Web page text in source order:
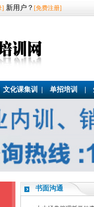
] 新用户？ [免费注册]
文化课集训 单招培训
书面沟通